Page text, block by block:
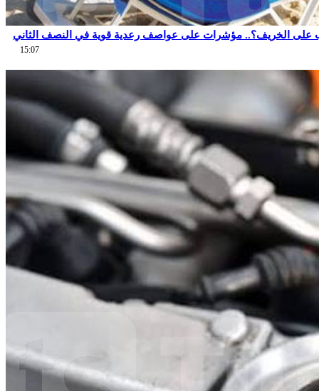
على الخريف؟.. مؤشرات على عواصف رعدية قوية في النصف الثاني
15:07